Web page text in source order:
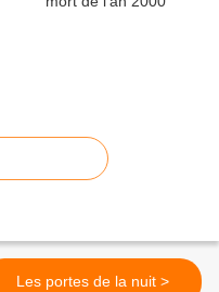
Les portes de la nuit >